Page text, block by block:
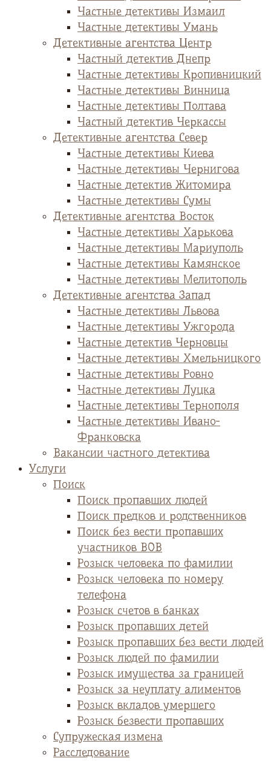
Частные детективы Измаил
Частные детективы Умань
Детективные агентства Центр
Частный детектив Днепр
Частные детективы Кропивницкий
Частные детективы Винница
Частные детективы Полтава
Частный детектив Черкассы
Детективные агентства Север
Частные детективы Киева
Частные детективы Чернигова
Частные детектив Житомира
Частные детективы Сумы
Детективные агентства Восток
Частные детективы Харькова
Частные детективы Мариуполь
Частные детективы Камянское
Частные детективы Мелитополь
Детективные агентства Запад
Частные детективы Львова
Частные детективы Ужгорода
Частные детектив Черновцы
Частные детективы Хмельницкого
Частные детективы Ровно
Частные детективы Луцка
Частные детективы Тернополя
Частные детективы Ивано-
Франковска
Вакансии частного детектива
Услуги
Поиск
Поиск пропавших людей
Поиск предков и родственников
Поиск без вести пропавших
участников ВОВ
Розыск человека по фамилии
Розыск человека по номеру
телефона
Розыск счетов в банках
Розыск пропавших детей
Розыск пропавших без вести людей
Розыск людей по фамилии
Розыск имущества за границей
Розыск за неуплату алиментов
Розыск вкладов умершего
Розыск безвести пропавших
Супружеская измена
Расследование